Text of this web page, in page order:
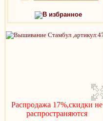
В избранное
Распродажа 17%,скидки не
распространяются